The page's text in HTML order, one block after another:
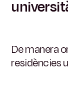
De manera
residències